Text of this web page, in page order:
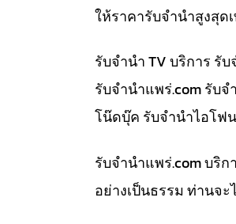
ให้ราคารับจำนำสูงสุด
รับจำนำ TV บริการ รั
รับจํานําแพร่.com รับ
โน๊ดบุ๊ค รับจำนำไอโฟ
รับจํานําแพร่.com บริ
อย่างเป็นธรรม ท่านจ